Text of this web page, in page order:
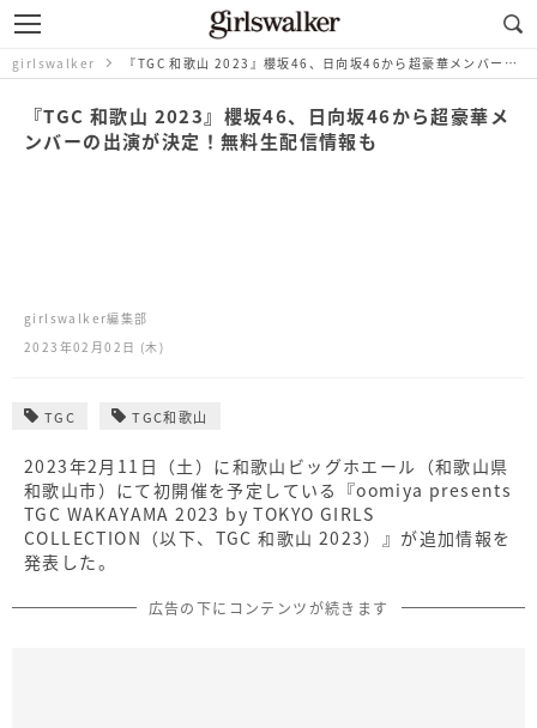
girlswalker 『TGC 和歌山 2023』櫻坂46、日向坂46から超豪華メンバーの出演が決定！無料生配信情報も
『TGC 和歌山 2023』櫻坂46、日向坂46から超豪華メ
ンバーの出演が決定！無料生配信情報も
girlswalker編集部
2023年02月02日 (木)
TGC TGC和歌山
2023年2⽉11⽇（⼟）に和歌山ビッグホエール（和歌山県
和歌山市）にて初開催を予定している『oomiya presents
TGC WAKAYAMA 2023 by TOKYO GIRLS
COLLECTION（以下、TGC 和歌山 2023）』が追加情報を
発表した。
広告の下にコンテンツが続きます